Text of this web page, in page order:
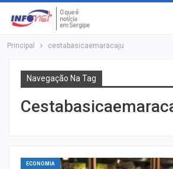
Principal cestabasicaemaracaju
Navegação Na Tag
ECONOMIA